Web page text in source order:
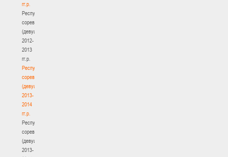
гг.р.
Республиканские
соревнования
(девушки)
2012-
2013
гг.р.
Республиканские
соревнования
(девушки)
2013-
2014
гг.р.
Республиканские
соревнования
(девушки)
2013-